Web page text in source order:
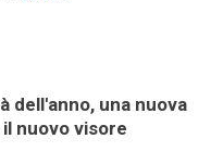
dell'anno, una nuova
nuovo visore